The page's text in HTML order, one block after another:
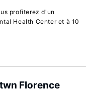
profiterez d'un
Health Center et à 10
Florence